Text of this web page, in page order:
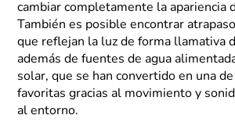
cambiar completamente la apariencia
También es posible encontrar
que reflejan la luz de forma llamativa
además de fuentes de agua
solar, que se han convertido en una
favoritas gracias al movimiento y
al entorno.